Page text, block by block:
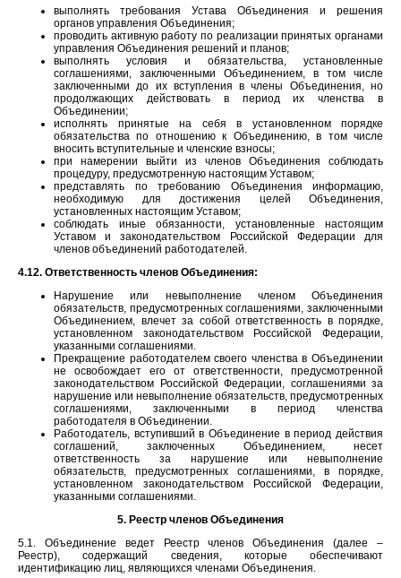
выполнять требования Устава Объединения и решения
органов управления Объединения;
проводить активную работу по реализации принятых органами
управления Объединения решений и планов;
выполнять условия и обязательства, установленные
соглашениями, заключенными Объединением, в том числе
заключенными до их вступления в члены Объединения, но
продолжающих действовать в период их членства в
Объединении;
исполнять принятые на себя в установленном порядке
обязательства по отношению к Объединению, в том числе
вносить вступительные и членские взносы;
при намерении выйти из членов Объединения соблюдать
процедуру, предусмотренную настоящим Уставом;
представлять по требованию Объединения информацию,
необходимую для достижения целей Объединения,
установленных настоящим Уставом;
соблюдать иные обязанности, установленные настоящим
Уставом и законодательством Российской Федерации для
членов объединений работодателей.
4.12. Ответственность членов Объединения:
Нарушение или невыполнение членом Объединения
обязательств, предусмотренных соглашениями, заключенными
Объединением, влечет за собой ответственность в порядке,
установленном законодательством Российской Федерации,
указанными соглашениями.
Прекращение работодателем своего членства в Объединении
не освобождает его от ответственности, предусмотренной
законодательством Российской Федерации, соглашениями за
нарушение или невыполнение обязательств, предусмотренных
соглашениями, заключенными в период членства
работодателя в Объединении.
Работодатель, вступивший в Объединение в период действия
соглашений, заключенных Объединением, несет
ответственность за нарушение или невыполнение
обязательств, предусмотренных соглашениями, в порядке,
установленном законодательством Российской Федерации,
указанными соглашениями.
5. Реестр членов Объединения
5.1. Объединение ведет Реестр членов Объединения (далее –
Реестр), содержащий сведения, которые обеспечивают
идентификацию лиц, являющихся членами Объединения.